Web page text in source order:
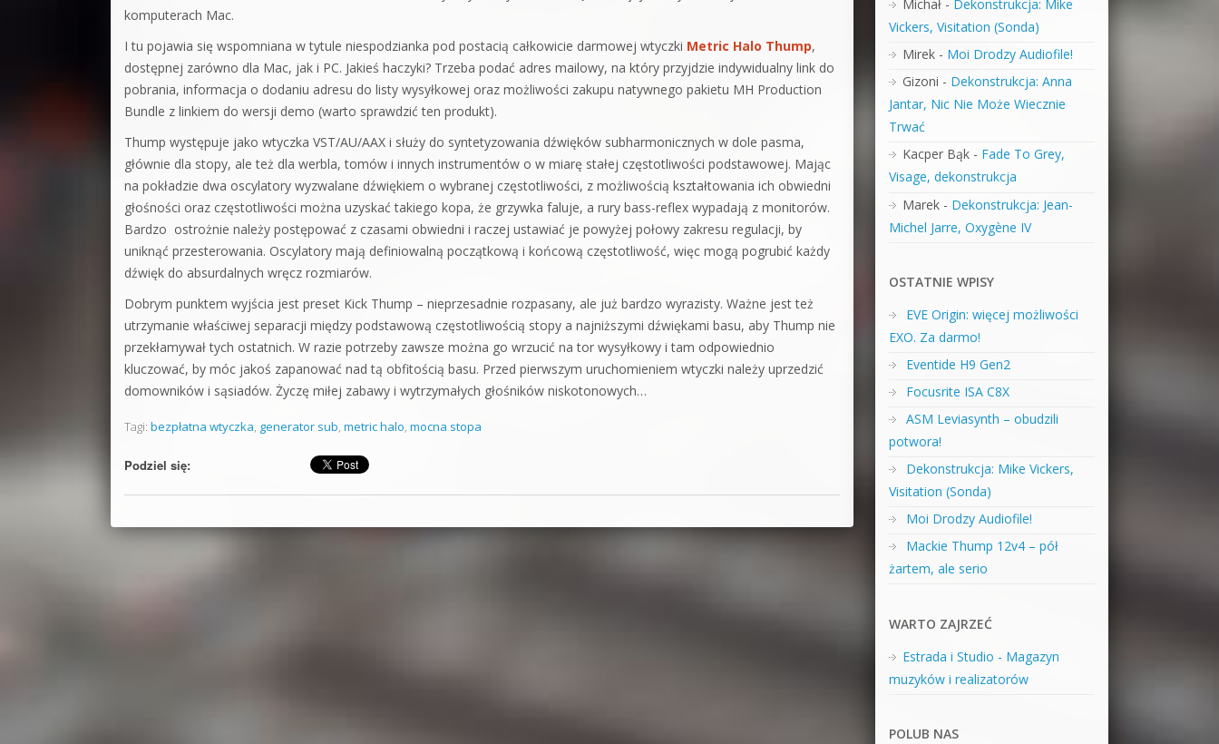
komputerach Mac.
I tu pojawia się wspomniana w tytule niespodzianka pod postacią całkowicie darmowej wtyczki Metric Halo Thump,
dostępnej zarówno dla Mac, jak i PC. Jakieś haczyki? Trzeba podać adres mailowy, na który przyjdzie indywidualny link do
pobrania, informacja o dodaniu adresu do listy wysyłkowej oraz możliwości zakupu natywnego pakietu MH Production
Bundle z linkiem do wersji demo (warto sprawdzić ten produkt).
Thump występuje jako wtyczka VST/AU/AAX i służy do syntetyzowania dźwięków subharmonicznych w dole pasma,
głównie dla stopy, ale też dla werbla, tomów i innych instrumentów o w miarę stałej częstotliwości podstawowej. Mając
na pokładzie dwa oscylatory wyzwalane dźwiękiem o wybranej częstotliwości, z możliwością kształtowania ich obwiedni
głośności oraz częstotliwości można uzyskać takiego kopa, że grzywka faluje, a rury bass-reflex wypadają z monitorów.
Bardzo ostrożnie należy postępować z czasami obwiedni i raczej ustawiać je powyżej połowy zakresu regulacji, by
uniknąć przesterowania. Oscylatory mają definiowalną początkową i końcową częstotliwość, więc mogą pogrubić każdy
dźwięk do absurdalnych wręcz rozmiarów.
Dobrym punktem wyjścia jest preset Kick Thump – nieprzesadnie rozpasany, ale już bardzo wyrazisty. Ważne jest też
utrzymanie właściwej separacji między podstawową częstotliwością stopy a najniższymi dźwiękami basu, aby Thump nie
przekłamywał tych ostatnich. W razie potrzeby zawsze można go wrzucić na tor wysyłkowy i tam odpowiednio
kluczować, by móc jakoś zapanować nad tą obfitością basu. Przed pierwszym uruchomieniem wtyczki należy uprzedzić
domowników i sąsiadów. Życzę miłej zabawy i wytrzymałych głośników niskotonowych…
Tagi: bezpłatna wtyczka, generator sub, metric halo, mocna stopa
Podziel się:
Michał- Dekonstrukcja: Mike
Vickers, Visitation (Sonda)
Mirek- Moi Drodzy Audiofile!
Gizoni - Dekonstrukcja: Anna
Jantar, Nic Nie Może Wiecznie
Trwać
Kacper Bąk- Fade To Grey,
Visage, dekonstrukcja
Marek- Dekonstrukcja: Jean-
Michel Jarre, Oxygène IV
OSTATNIE WPISY
EVE Origin: więcej możliwości
EXO. Za darmo!
Eventide H9 Gen2
Focusrite ISA C8X
ASM Leviasynth – obudzili
potwora!
Dekonstrukcja: Mike Vickers,
Visitation (Sonda)
Moi Drodzy Audiofile!
Mackie Thump 12v4 – pół
żartem, ale serio
WARTO ZAJRZEĆ
Estrada i Studio - Magazyn
muzyków i realizatorów
POLUB NAS